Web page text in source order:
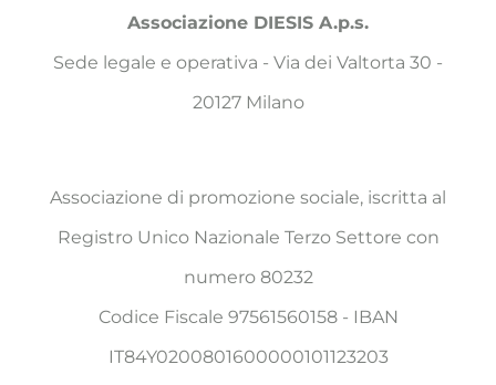
Associazione DIESIS A.p.s.
Sede legale e operativa - Via dei Valtorta 30 -
20127 Milano
Associazione di promozione sociale, iscritta al
Registro Unico Nazionale Terzo Settore con
numero 80232
Codice Fiscale 97561560158 - IBAN
IT84Y0200801600000101123203